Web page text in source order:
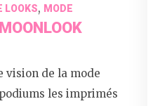
LOOKS, MODE
vision de la mode
les imprimés